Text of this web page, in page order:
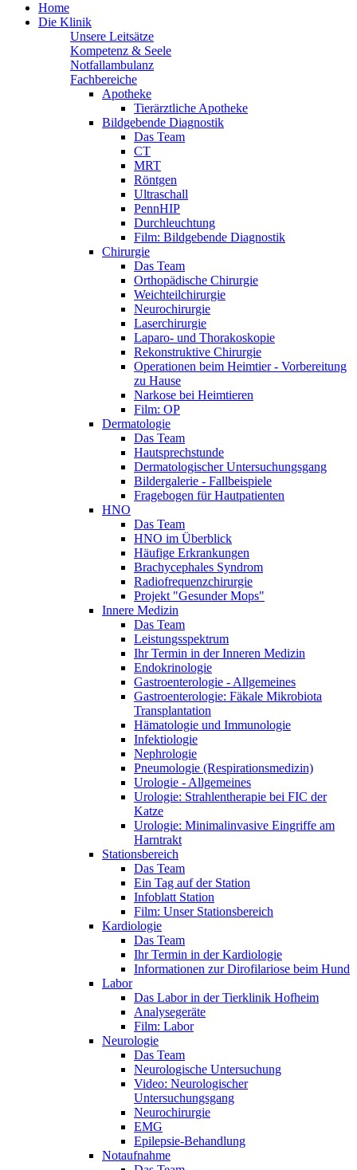
Home
Die Klinik
Unsere Leitsätze
Kompetenz & Seele
Notfallambulanz
Fachbereiche
Apotheke
Tierärztliche Apotheke
Bildgebende Diagnostik
Das Team
CT
MRT
Röntgen
Ultraschall
PennHIP
Durchleuchtung
Film: Bildgebende Diagnostik
Chirurgie
Das Team
Orthopädische Chirurgie
Weichteilchirurgie
Neurochirurgie
Laserchirurgie
Laparo- und Thorakoskopie
Rekonstruktive Chirurgie
Operationen beim Heimtier - Vorbereitung
zu Hause
Narkose bei Heimtieren
Film: OP
Dermatologie
Das Team
Hautsprechstunde
Dermatologischer Untersuchungsgang
Bildergalerie - Fallbeispiele
Fragebogen für Hautpatienten
HNO
Das Team
HNO im Überblick
Häufige Erkrankungen
Brachycephales Syndrom
Radiofrequenzchirurgie
Projekt "Gesunder Mops"
Innere Medizin
Das Team
Leistungsspektrum
Ihr Termin in der Inneren Medizin
Endokrinologie
Gastroenterologie - Allgemeines
Gastroenterologie: Fäkale Mikrobiota
Transplantation
Hämatologie und Immunologie
Infektiologie
Nephrologie
Pneumologie (Respirationsmedizin)
Urologie - Allgemeines
Urologie: Strahlentherapie bei FIC der
Katze
Urologie: Minimalinvasive Eingriffe am
Harntrakt
Stationsbereich
Das Team
Ein Tag auf der Station
Infoblatt Station
Film: Unser Stationsbereich
Kardiologie
Das Team
Ihr Termin in der Kardiologie
Informationen zur Dirofilariose beim Hund
Labor
Das Labor in der Tierklinik Hofheim
Analysegeräte
Film: Labor
Neurologie
Das Team
Neurologische Untersuchung
Video: Neurologischer
Untersuchungsgang
Neurochirurgie
EMG
Epilepsie-Behandlung
Notaufnahme